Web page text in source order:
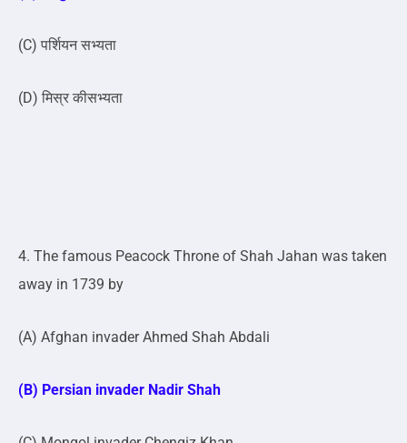
(C) पर्शियन सभ्यता
(D) मिस्र कीसभ्यता
4. The famous Peacock Throne of Shah Jahan was taken
away in 1739 by
(A) Afghan invader Ahmed Shah Abdali
(B) Persian invader Nadir Shah